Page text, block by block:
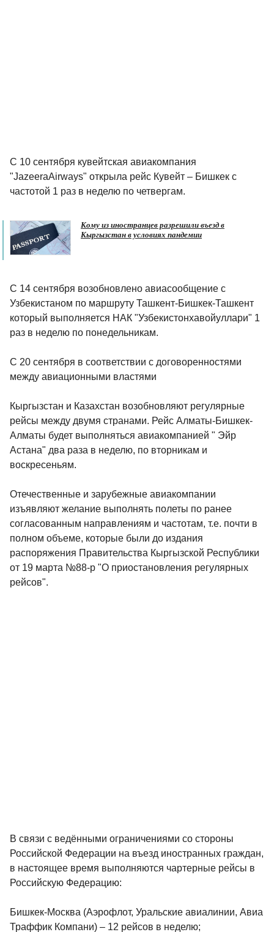
С 10 сентября кувейтская авиакомпания
"JazeeraAirways" открыла рейс Кувейт – Бишкек с
частотой 1 раз в неделю по четвергам.
Кому из иностранцев разрешили въезд в
Кыргызстан в условиях пандемии
С 14 сентября возобновлено авиасообщение с
Узбекистаном по маршруту Ташкент-Бишкек-Ташкент
который выполняется НАК "Узбекистонхавойуллари" 1
раз в неделю по понедельникам.
С 20 сентября в соответствии с договоренностями
между авиационными властями
Кыргызстан и Казахстан возобновляют регулярные
рейсы между двумя странами. Рейс Алматы-Бишкек-
Алматы будет выполняться авиакомпанией " Эйр
Астана" два раза в неделю, по вторникам и
воскресеньям.
Отечественные и зарубежные авиакомпании
изъявляют желание выполнять полеты по ранее
согласованным направлениям и частотам, т.е. почти в
полном объеме, которые были до издания
распоряжения Правительства Кыргызской Республики
от 19 марта №88-р "О приостановления регулярных
рейсов".
В связи с ведёнными ограничениями со стороны
Российской Федерации на въезд иностранных граждан,
в настоящее время выполняются чартерные рейсы в
Российскую Федерацию:
Бишкек-Москва (Аэрофлот, Уральские авиалинии, Авиа
Траффик Компани) – 12 рейсов в неделю;